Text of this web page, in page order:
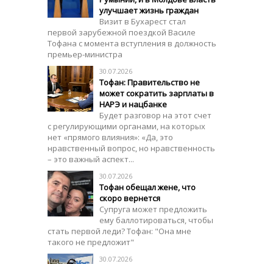
улучшает жизнь граждан
Визит в Бухарест стал
первой зарубежной поездкой Василе
Тофана с момента вступления в должность
премьер-министра
30.07.2026
Тофан: Правительство не
может сократить зарплаты в
НАРЭ и нацбанке
Будет разговор на этот счет
с регулирующими органами, на которых
нет «прямого влияния»: «Да, это
нравственный вопрос, но нравственность
– это важный аспект...
30.07.2026
Тофан обещал жене, что
скоро вернется
Супруга может предложить
ему баллотироваться, чтобы
стать первой леди? Тофан: "Она мне
такого не предложит"
30.07.2026